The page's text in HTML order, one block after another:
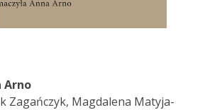
Arno
Zagańczyk, Magdalena Matyja-